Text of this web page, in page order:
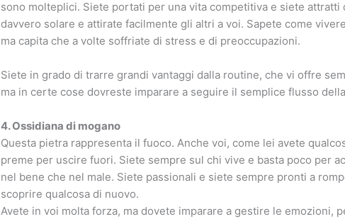
sono molteplici. Siete portati per una vita competitiva e siete attratti
davvero solare e attirate facilmente gli altri a voi. Sapete come
ma capita che a volte soffriate di stress e di preoccupazioni.
Siete in grado di trarre grandi vantaggi dalla routine, che vi offre
ma in certe cose dovreste imparare a seguire il semplice flusso
4. Ossidiana di mogano
Questa pietra rappresenta il fuoco. Anche voi, come lei avete
preme per uscire fuori. Siete sempre sul chi vive e basta poco per
nel bene che nel male. Siete passionali e siete sempre pronti a
scoprire qualcosa di nuovo.
Avete in voi molta forza, ma dovete imparare a gestire le emozioni,